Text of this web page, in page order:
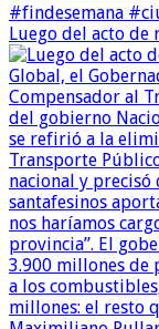
Luego del acto de